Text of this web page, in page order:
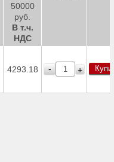
50000
руб.
В т.ч.
НДС
4293.18 - +